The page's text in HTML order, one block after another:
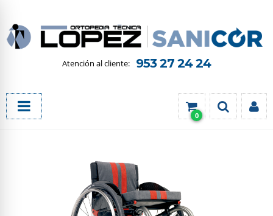
953 27 24 24
0